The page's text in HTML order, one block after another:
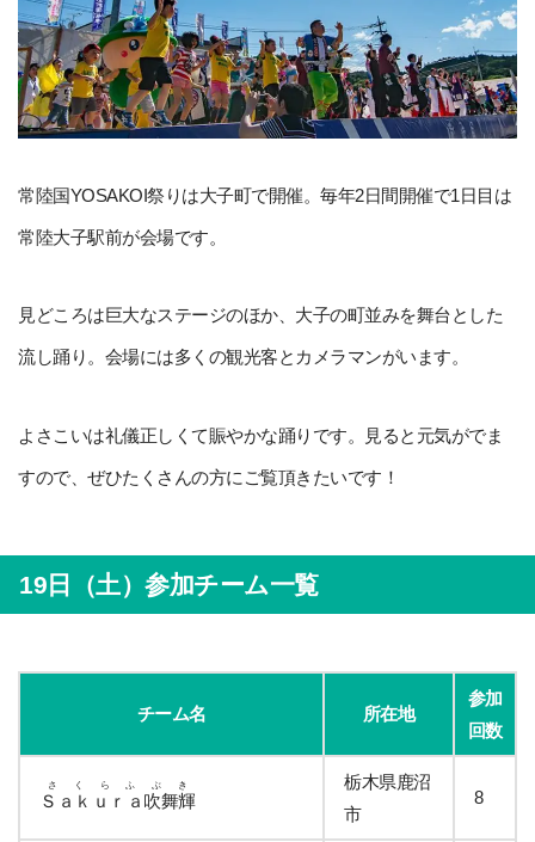
常陸国YOSAKOI祭りは大子町で開催。毎年2日間開催で1日目は
常陸大子駅前が会場です。
見どころは巨大なステージのほか、大子の町並みを舞台とした
流し踊り。会場には多くの観光客とカメラマンがいます。
よさこいは礼儀正しくて賑やかな踊りです。見ると元気がでま
すので、ぜひたくさんの方にご覧頂きたいです！
19日（土）参加チーム一覧
チーム名 所在地
参加
回数
Ｓａｋｕｒａ吹舞輝
さくらふぶき
栃木県鹿沼
市
8